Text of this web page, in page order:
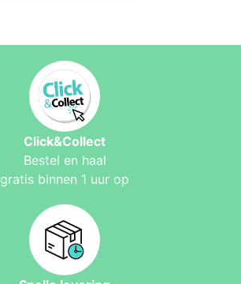
Click&Collect
Bestel en haal
gratis binnen 1 uur op